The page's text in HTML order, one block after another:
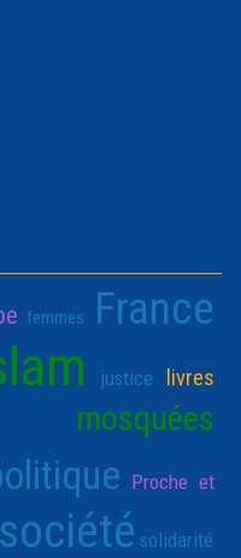
femmes France
justice livres
mosquées
Proche et
société solidarité